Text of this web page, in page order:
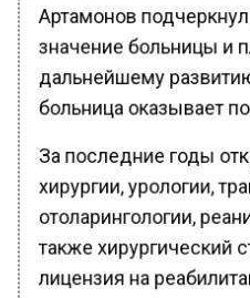
Артамонов
значение больницы и
дальнейшему
больница оказывает
За последние годы
хирургии, урологии,
отоларингологии,
также хирургический
лицензия на